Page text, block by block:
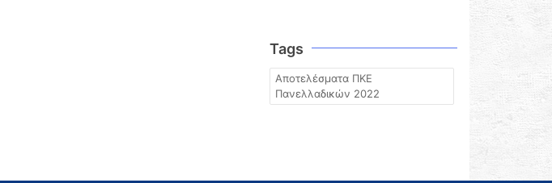
Tags
Αποτελέσματα ΠΚΕ
Πανελλαδικών 2022